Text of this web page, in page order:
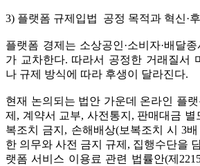
3) 플랫폼 규제입법 공정 목적과 혁신·
플랫폼 경제는 소상공인·소비자·배달
가 교차한다. 따라서 공정한 거래질서
나 규제 방식에 따라 후생이 달라진다.
현재 논의되는 법안 가운데 온라인 플
제, 계약서 교부, 사전통지, 판매대금 별
복조치 금지, 손해배상(보복조치 시 3
한 의무와 사전 금지 규제, 집행수단을
랫폼 서비스 이용료 관련 법률안(제